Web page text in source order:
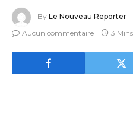
By Le Nouveau Reporter
Aucun commentaire
3